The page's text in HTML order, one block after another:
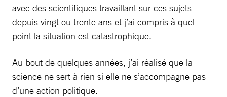
avec des scientifiques travaillant sur ces sujets
depuis vingt ou trente ans et j’ai compris à quel
point la situation est catastrophique.
Au bout de quelques années, j’ai réalisé que la
science ne sert à rien si elle ne s’accompagne pas
d’une action politique.